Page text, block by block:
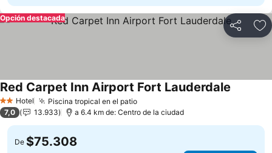
Compartir
Opción destacada
2 Estrellas
Hotel Piscina tropical en el patio
Red Carpet Inn Airport Fort Lauderdale
7,0 13.933 a 6.4 km de: Centro de la ciudad
De $75.308